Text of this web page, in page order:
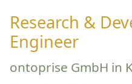
Research &
Engineer
ontoprise GmbH in